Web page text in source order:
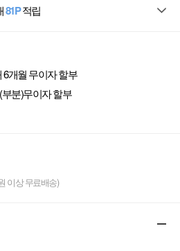
81P적립
6개월 무이자 할부
부분)무이자 할부
이상 무료배송)